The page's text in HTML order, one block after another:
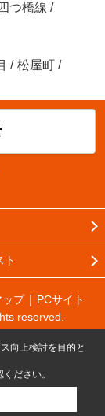
つ橋線 /
/ 松屋町 /
ト
ップ
PCサイト
reserved.
向上検討を目的と
ださい。